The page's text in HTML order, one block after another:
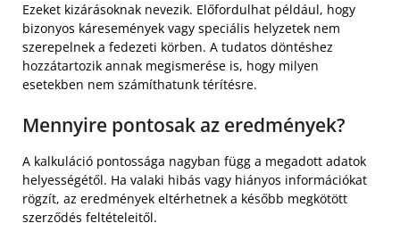
Ezeket kizárásoknak nevezik. Előfordulhat például, hogy
bizonyos káresemények vagy speciális helyzetek nem
szerepelnek a fedezeti körben. A tudatos döntéshez
hozzátartozik annak megismerése is, hogy milyen
esetekben nem számíthatunk térítésre.
Mennyire pontosak az eredmények?
A kalkuláció pontossága nagyban függ a megadott adatok
helyességétől. Ha valaki hibás vagy hiányos információkat
rögzít, az eredmények eltérhetnek a később megkötött
szerződés feltételeitől.